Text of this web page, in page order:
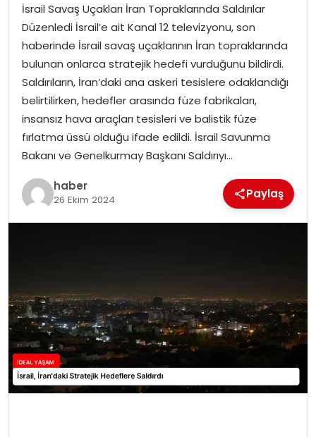
İDEAL SPOR
YAŞAM
MAGAZIN
SAĞLIK
SOSYAL HABER
İsrail Savaş Uçakları İran Topraklarında Saldırılar
Düzenledi İsrail’e ait Kanal 12 televizyonu, son
haberinde İsrail savaş uçaklarının İran topraklarında
bulunan onlarca stratejik hedefi vurduğunu bildirdi.
Saldırıların, İran’daki ana askeri tesislere odaklandığı
belirtilirken, hedefler arasında füze fabrikaları,
insansız hava araçları tesisleri ve balistik füze
fırlatma üssü olduğu ifade edildi. İsrail Savunma
Bakanı ve Genelkurmay Başkanı Saldırıyı…
haber
26 Ekim 2024 Paylaş